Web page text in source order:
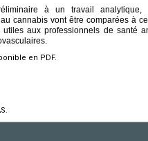
à un travail analytique,
cannabis vont être comparées à
utiles aux professionnels de santé
en PDF.